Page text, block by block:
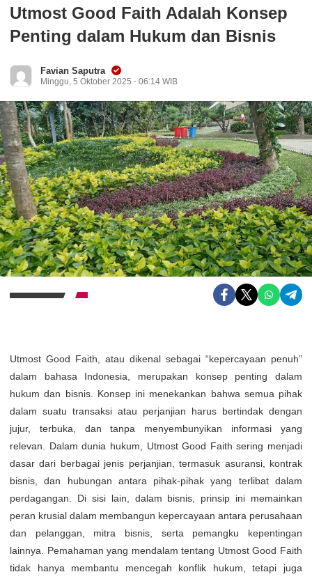
Utmost Good Faith Adalah Konsep
Penting dalam Hukum dan Bisnis
Favian Saputra
Minggu, 5 Oktober 2025 - 06:14 WIB
Utmost Good Faith, atau dikenal sebagai “kepercayaan penuh”
dalam bahasa Indonesia, merupakan konsep penting dalam
hukum dan bisnis. Konsep ini menekankan bahwa semua pihak
dalam suatu transaksi atau perjanjian harus bertindak dengan
jujur, terbuka, dan tanpa menyembunyikan informasi yang
relevan. Dalam dunia hukum, Utmost Good Faith sering menjadi
dasar dari berbagai jenis perjanjian, termasuk asuransi, kontrak
bisnis, dan hubungan antara pihak-pihak yang terlibat dalam
perdagangan. Di sisi lain, dalam bisnis, prinsip ini memainkan
peran krusial dalam membangun kepercayaan antara perusahaan
dan pelanggan, mitra bisnis, serta pemangku kepentingan
lainnya. Pemahaman yang mendalam tentang Utmost Good Faith
tidak hanya membantu mencegah konflik hukum, tetapi juga